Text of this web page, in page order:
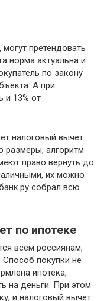
претендовать
норма актуальна и
по закону
А при
и 13% от
налоговый вычет
размеры, алгоритм
право вернуть до
их можно
собрал всю
по ипотеке
всем россиянам,
покупки не
ипотека,
на деньги. При этом
и налоговый вычет